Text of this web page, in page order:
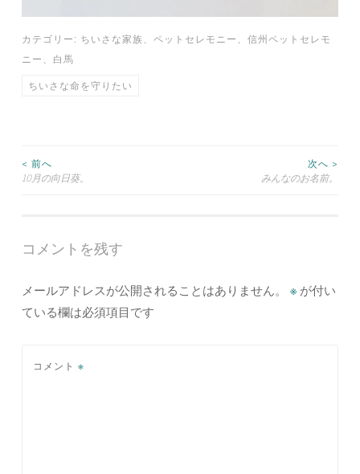
カテゴリー: ちいさな家族 ペットセレモニー
信州ペットセレモ
ニー
白馬
ちいさな命を守りたい
投
ナ
ゲ
シ
< 前へ
10月の向日葵。
次へ >
みんなのお名前。
コメントを残す
メールアドレスが公開されることはありません。 ※ が付い
ている欄は必須項目です
コメント ※